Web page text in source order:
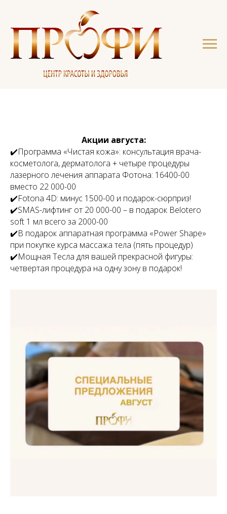
Акции августа:
✔️Программа «Чистая кожа»: консультация врача-
косметолога, дерматолога + четыре процедуры
лазерного лечения аппарата Фотона: 16400-00
вместо 22 000-00
✔️Fotona 4D: минус 1500-00 и подарок-сюрприз!
✔️SMAS-лифтинг от 20 000-00 – в подарок Belotero
soft 1 мл всего за 2000-00
✔️В подарок аппаратная программа «Power Shape»
при покупке курса массажа тела (пять процедур)
✔️Мощная Тесла для вашей прекрасной фигуры:
четвертая процедура на одну зону в подарок!